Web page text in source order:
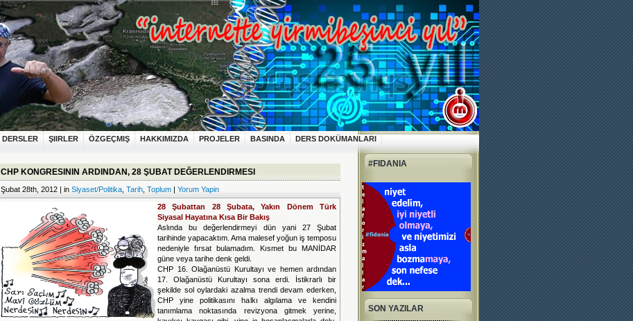
DERSLER ŞIIRLER ÖZGEÇMIŞ HAKKIMIZDA PROJELER BASINDA DERS DOKÜMANLARI
#FIDANIA
SON YAZILAR
CHP KONGRESININ ARDINDAN, 28 ŞUBAT DEĞERLENDIRMESI
Şubat 28th, 2012 | in Siyaset/Politika Tarih Toplum | Yorum Yapin
28 Şubattan 28 Şubata, Yakın Dönem Türk
Siyasal Hayatına Kısa Bir Bakış
Aslında bu değerlendirmeyi dün yani 27 Şubat
tarihinde yapacaktım. Ama malesef yoğun iş temposu
nedeniyle fırsat bulamadım. Kısmet bu MANİDAR
güne veya tarihe denk geldi.
CHP 16. Olağanüstü Kurultayı ve hemen ardından
17. Olağanüstü Kurultayı sona erdi. İstikrarlı bir
şekilde sol oylardaki azalma trendi devam ederken,
CHP yine politikasını halkı algılama ve kendini
tanımlama noktasında revizyona gitmek yerine,